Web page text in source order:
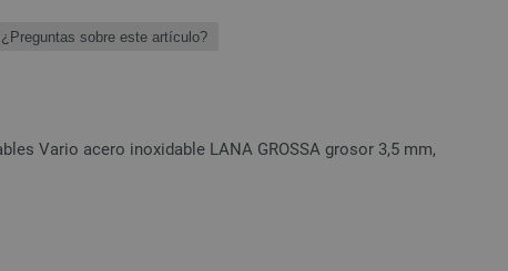
¿Preguntas sobre este artículo?
Vario acero inoxidable LANA GROSSA grosor 3,5 mm,